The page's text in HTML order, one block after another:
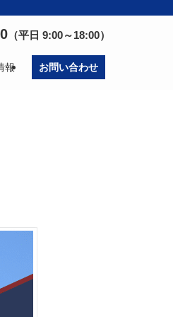
報 お問い合わせ
（平日 9:00～18:00）